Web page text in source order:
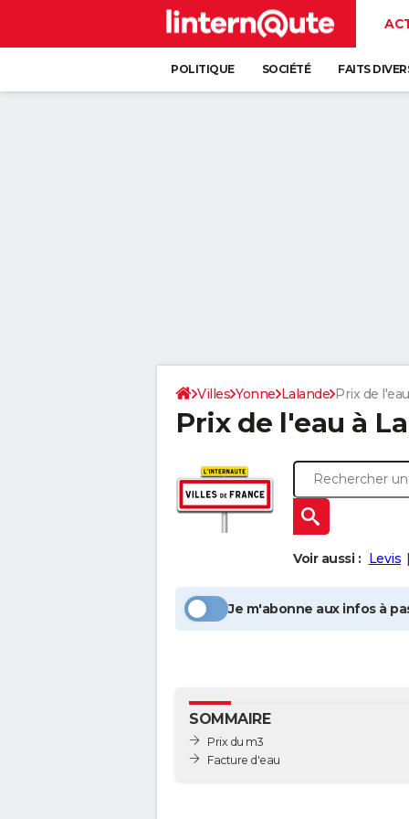
POLITIQUE SOCIÉTÉ FAITS
Villes Yonne Lalande Prix de l'eau
Prix de l'eau à
Voir aussi : Levis
Je m'abonne aux infos à
SOMMAIRE
Prix du m3
Facture d'eau